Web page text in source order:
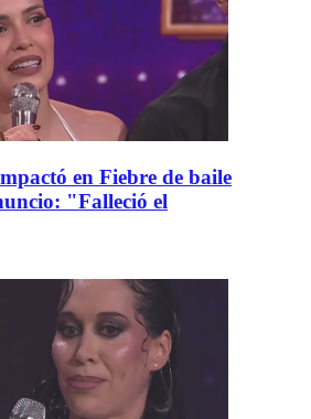
en Fiebre de baile
"Falleció el